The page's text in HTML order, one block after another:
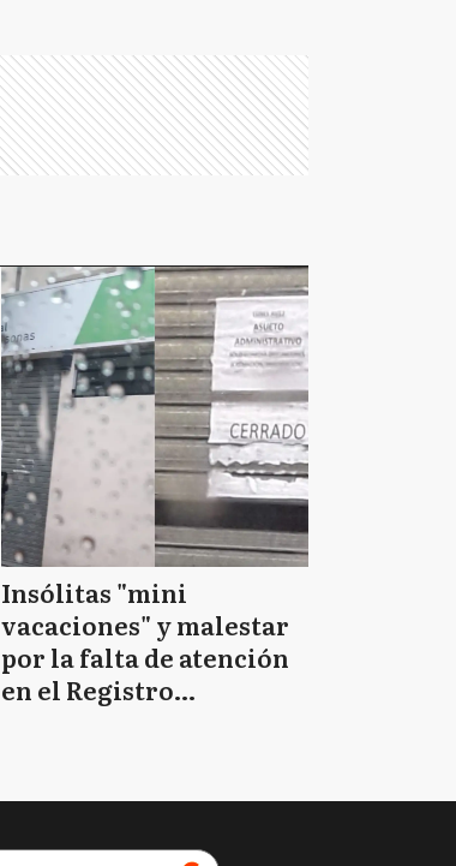
Insólitas "mini
vacaciones" y malestar
por la falta de atención
en el Registro